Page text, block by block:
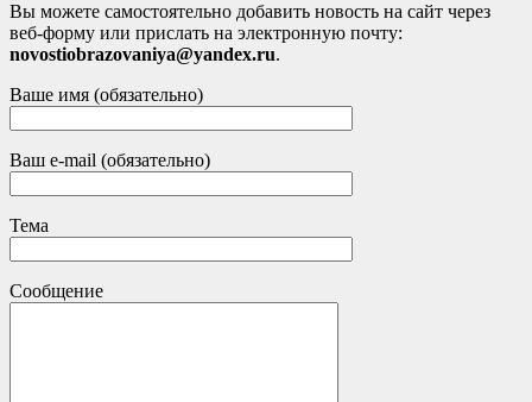
Вы можете самостоятельно добавить новость на сайт через
веб-форму или прислать на электронную почту:
novostiobrazovaniya@yandex.ru.
Ваше имя (обязательно)
Ваш e-mail (обязательно)
Тема
Сообщение